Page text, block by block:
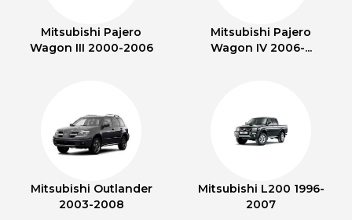
Mitsubishi Pajero
Wagon III 2000-2006
Mitsubishi Pajero
Wagon IV 2006-...
Mitsubishi Outlander
2003-2008
Mitsubishi L200 1996-
2007